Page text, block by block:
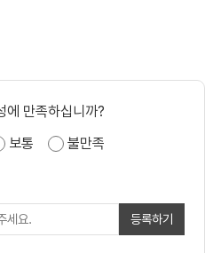
에 만족하십니까?
보통
불만족
등록하기